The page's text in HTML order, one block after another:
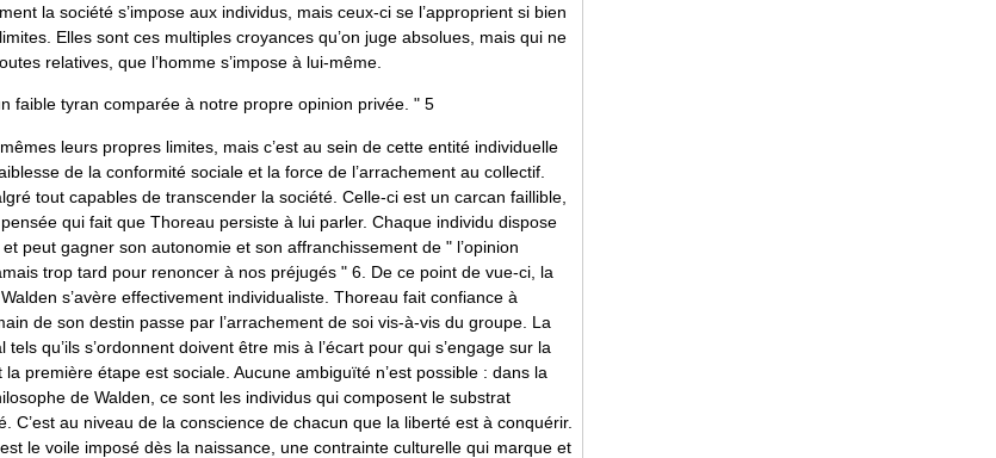
la société s’impose aux individus, mais ceux-ci se l’approprient si bien
Elles sont ces multiples croyances qu’on juge absolues, mais qui ne
relatives, que l’homme s’impose à lui-même.
faible tyran comparée à notre propre opinion privée. " 5
leurs propres limites, mais c’est au sein de cette entité individuelle
de la conformité sociale et la force de l’arrachement au collectif.
tout capables de transcender la société. Celle-ci est un carcan faillible,
qui fait que Thoreau persiste à lui parler. Chaque individu dispose
peut gagner son autonomie et son affranchissement de " l’opinion
trop tard pour renoncer à nos préjugés " 6. De ce point de vue-ci, la
s’avère effectivement individualiste. Thoreau fait confiance à
de son destin passe par l’arrachement de soi vis-à-vis du groupe. La
qu’ils s’ordonnent doivent être mis à l’écart pour qui s’engage sur la
la première étape est sociale. Aucune ambiguïté n’est possible : dans la
de Walden, ce sont les individus qui composent le substrat
C’est au niveau de la conscience de chacun que la liberté est à conquérir.
le voile imposé dès la naissance, une contrainte culturelle qui marque et